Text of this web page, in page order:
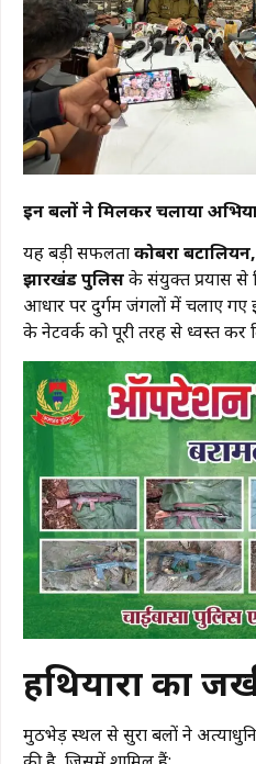
इन बलों ने मिलकर चलाया
यह बड़ी सफलताकोबरा
झारखंड पुलिसके संयुक्त प्रयास से
आधार पर दुर्गम जंगलों में चलाए
के नेटवर्क को पूरी तरह से ध्वस्त कर
हथियारों का
मुठभेड़ स्थल से सुरक्षा बलों ने